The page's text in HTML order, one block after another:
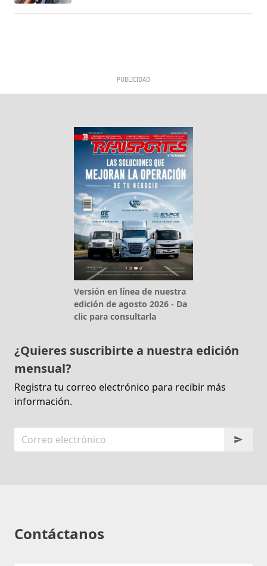
PUBLICIDAD
Versión en línea de nuestra
edición de agosto 2026 - Da
clic para consultarla
¿Quieres suscribirte a nuestra edición
mensual?
Registra tu correo electrónico para recibir más
información.
Contáctanos